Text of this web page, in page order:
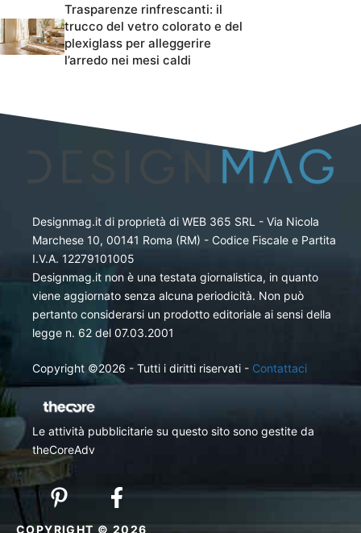
Trasparenze rinfrescanti: il
trucco del vetro colorato e del
plexiglass per alleggerire
l’arredo nei mesi caldi
Designmag.it di proprietà di WEB 365 SRL - Via Nicola
Marchese 10, 00141 Roma (RM) - Codice Fiscale e Partita
I.V.A. 12279101005
Designmag.it non è una testata giornalistica, in quanto
viene aggiornato senza alcuna periodicità. Non può
pertanto considerarsi un prodotto editoriale ai sensi della
legge n. 62 del 07.03.2001
Copyright ©2026 - Tutti i diritti riservati - Contattaci
Le attività pubblicitarie su questo sito sono gestite da
theCoreAdv
COPYRIGHT © 2026